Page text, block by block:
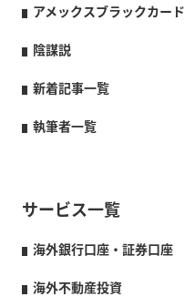
アメックスブラックカード
陰謀説
新着記事一覧
執筆者一覧
サービス一覧
海外銀行口座・証券口座
海外不動産投資